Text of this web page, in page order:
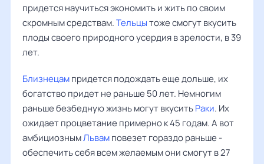
придется научиться экономить и жить по своим
скромным средствам.Тельцытоже смогут вкусить
плоды своего природного усердия в зрелости, в 39
лет.
Близнецампридется подождать еще дольше, их
богатство придет не раньше 50 лет. Немногим
раньше безбедную жизнь могут вкуситьРаки. Их
ожидает процветание примерно к 45 годам. А вот
амбициознымЛьвамповезет гораздо раньше -
обеспечить себя всем желаемым они смогут в 27